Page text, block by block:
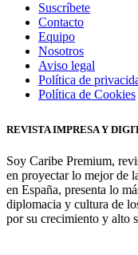
Suscríbete
Contacto
Equipo
Nosotros
Aviso legal
Política de
Política de Cookies
REVISTA IMPRESA Y
Soy Caribe Premium,
en proyectar lo mejor de
en España, presenta lo
diplomacia y cultura de
por su crecimiento y alto